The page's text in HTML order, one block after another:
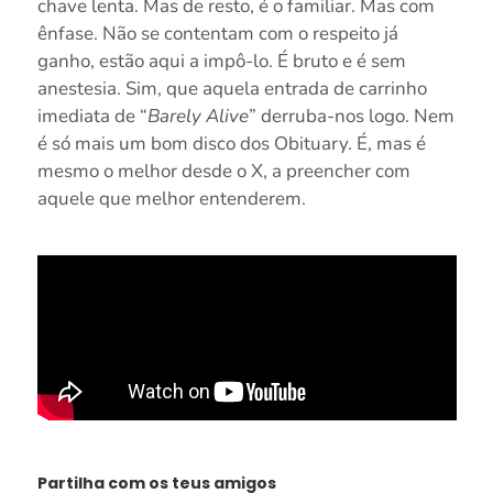
chave lenta. Mas de resto, é o familiar. Mas com
ênfase. Não se contentam com o respeito já
ganho, estão aqui a impô-lo. É bruto e é sem
anestesia. Sim, que aquela entrada de carrinho
imediata de “Barely Alive” derruba-nos logo. Nem
é só mais um bom disco dos Obituary. É, mas é
mesmo o melhor desde o X, a preencher com
aquele que melhor entenderem.
Partilha com os teus amigos